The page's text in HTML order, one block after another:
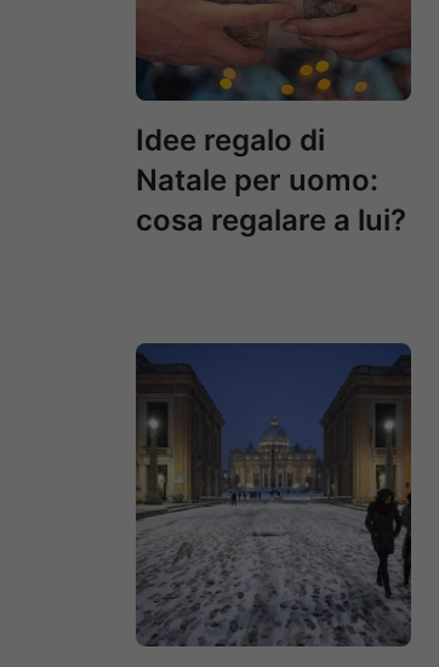
Idee regalo di
Natale per uomo:
cosa regalare a lui?